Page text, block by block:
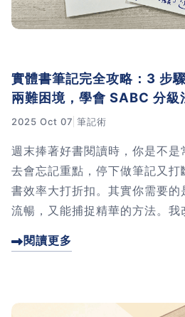
實體書筆記完全攻略：3 步
兩難困境，學會 SABC 分級
2025 Oct 07 筆記術
週末捧著好書閱讀時，你是不
去會忘記重點，停下做筆記又
書效率大打折扣。其實你需要
流暢，又能捕捉精華的方法。我
難題。點進來看看我怎麼做的吧!
閱讀更多